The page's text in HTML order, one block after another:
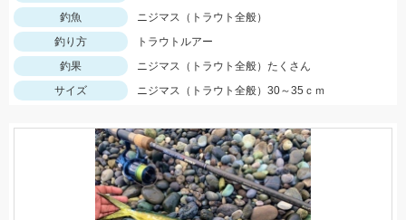
釣魚
ニジマス（トラウト全般）
釣り方
トラウトルアー
釣果
ニジマス（トラウト全般）たくさん
サイズ
ニジマス（トラウト全般）30～35ｃｍ